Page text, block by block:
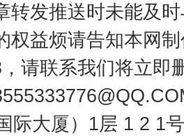
转发推送时未能及
权益烦请告知本网
请联系我们将立即
际大厦）1层 1 2 1